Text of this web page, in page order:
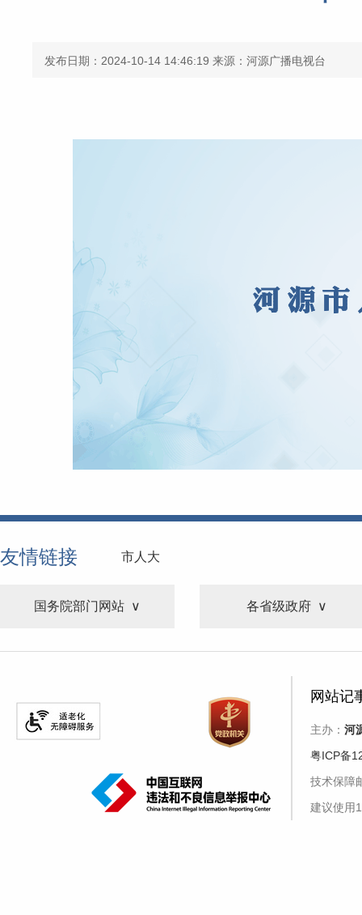
发布日期：2024-10-14 14:46:19 来源：河源广播电视台
友情链接 市人大
国务院部门网站 各省级政府
网站记
主办： 河
粤ICP备
技术保障
建议使